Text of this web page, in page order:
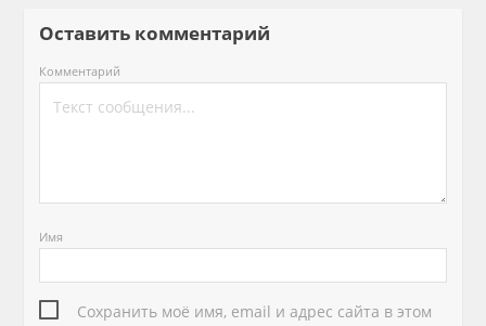
Оставить комментарий
Комментарий
Имя
Сохранить моё имя, email и адрес сайта в этом